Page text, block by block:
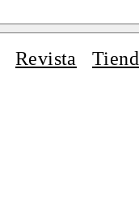
Revista